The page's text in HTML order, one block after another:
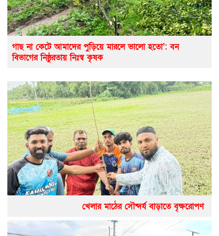
গাছ না কেটে আমাদের পুড়িয়ে মারলে ভালো হতো’: বন
বিভাগের নিষ্ঠুরতায় নিঃস্ব কৃষক
খেলার মাঠের সৌন্দর্য বাড়াতে বৃক্ষরোপণ